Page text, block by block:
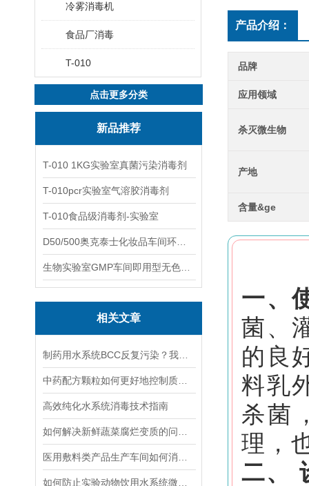
冷雾消毒机
食品厂消毒
T-010
点击更多分类
新品推荐
T-010 1KG实验室真菌污染消毒剂
T-010pcr实验室气溶胶消毒剂
T-010食品级消毒剂-实验室
相关文章
高效纯化水系统消毒技术指南
产品介绍：
品牌
应用领域
杀灭微生物
产地
含量&ge
一、
菌、
的良
料乳
杀菌
理，
二、